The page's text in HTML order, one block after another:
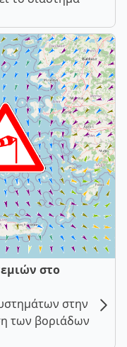
στο
στην
των βοριάδων